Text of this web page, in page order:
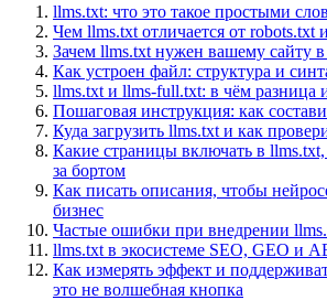
llms.txt: что это такое простыми
Чем llms.txt отличается от robots.txt
Зачем llms.txt нужен вашему сайту
Как устроен файл: структура и
llms.txt и llms-full.txt: в чём разница
Пошаговая инструкция: как
Куда загрузить llms.txt и как
Какие страницы включать в
за бортом
Как писать описания, чтобы
бизнес
Частые ошибки при внедрении
llms.txt в экосистеме SEO, GEO и
Как измерять эффект и
это не волшебная кнопка